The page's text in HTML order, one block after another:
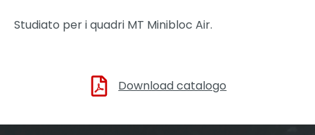
Studiato per i quadri MT Minibloc Air.
Download catalogo